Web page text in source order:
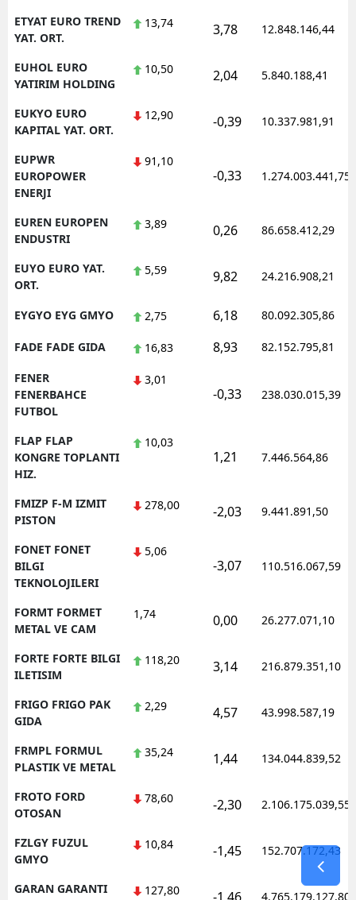
ETYAT EURO TREND
YAT. ORT.
13,74 3,78 12.848.146,44
EUHOL EURO
YATIRIM HOLDING
10,50 2,04 5.840.188,41
EUKYO EURO
KAPITAL YAT. ORT.
12,90 -0,39 10.337.981,91
EUPWR
EUROPOWER
ENERJI
91,10
-0,33 1.274.003.441,75
EUREN EUROPEN
ENDUSTRI
3,89 0,26 86.658.412,29
EUYO EURO YAT.
ORT.
5,59 9,82 24.216.908,21
EYGYO EYG GMYO 2,75 6,18 80.092.305,86
FADE FADE GIDA 16,83 8,93 82.152.795,81
FENER
FENERBAHCE
FUTBOL
3,01
-0,33 238.030.015,39
FLAP FLAP
KONGRE TOPLANTI
HIZ.
10,03
1,21 7.446.564,86
FMIZP F-M IZMIT
PISTON
278,00 -2,03 9.441.891,50
FONET FONET
BILGI
TEKNOLOJILERI
5,06
-3,07 110.516.067,59
FORMT FORMET
METAL VE CAM
1,74 0,00 26.277.071,10
FORTE FORTE BILGI
ILETISIM
118,20 3,14 216.879.351,10
FRIGO FRIGO PAK
GIDA
2,29 4,57 43.998.587,19
FRMPL FORMUL
PLASTIK VE METAL
35,24 1,44 134.044.839,52
FROTO FORD
OTOSAN
78,60 -2,30 2.106.175.039,55
FZLGY FUZUL
GMYO
10,84 -1,45 152.707.172,43
GARAN GARANTI
127,80 4.765.179.127,80